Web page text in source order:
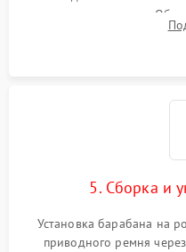
термодатчиков.
конденсатора,
5. Сборка и
Установка барабана на
приводного ремня